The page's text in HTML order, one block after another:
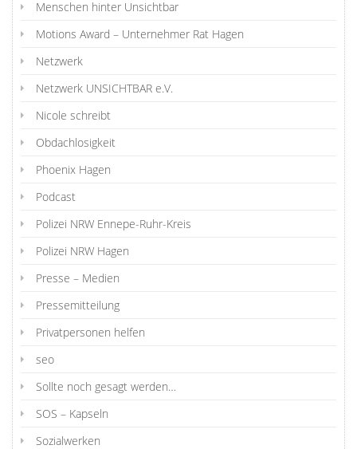
Menschen hinter Unsichtbar
Motions Award – Unternehmer Rat Hagen
Netzwerk
Netzwerk UNSICHTBAR e.V.
Nicole schreibt
Obdachlosigkeit
Phoenix Hagen
Podcast
Polizei NRW Ennepe-Ruhr-Kreis
Polizei NRW Hagen
Presse – Medien
Pressemitteilung
Privatpersonen helfen
seo
Sollte noch gesagt werden…
SOS – Kapseln
Sozialwerken